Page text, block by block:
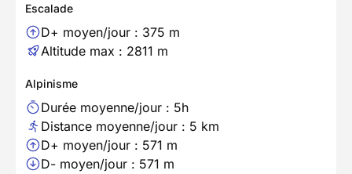
Escalade
D+ moyen/jour : 375 m
Altitude max : 2811 m
Alpinisme
Durée moyenne/jour : 5h
Distance moyenne/jour : 5 km
D+ moyen/jour : 571 m
D- moyen/jour : 571 m